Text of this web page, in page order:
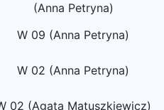
(Anna Petryna)
W 09 (Anna Petryna)
W 02 (Anna Petryna)
02 (Agata Matuszkiewicz)